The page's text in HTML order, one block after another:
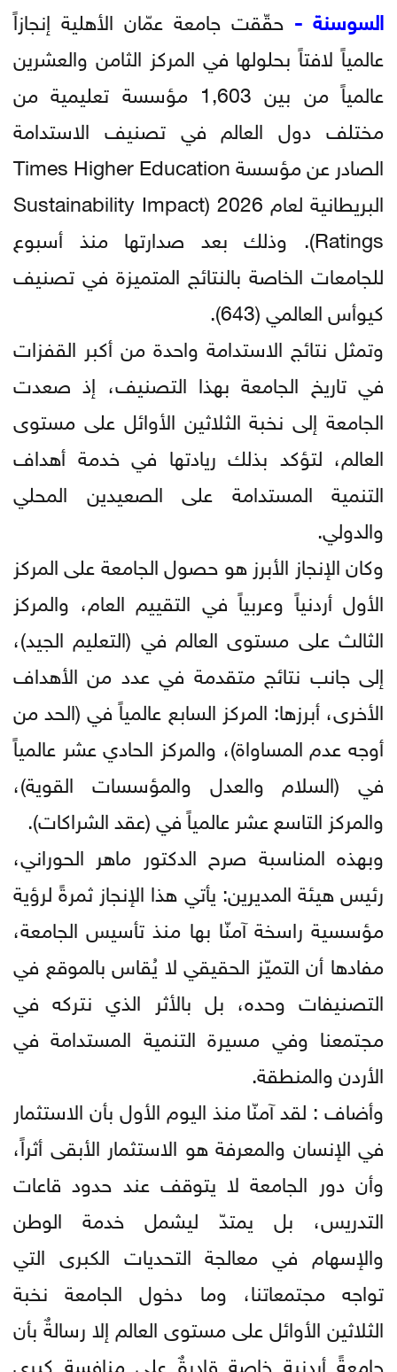
السوسنة - حقّقت جامعة عمّان الأهلية إنجازاً
عالمياً لافتاً بحلولها في المركز الثامن والعشرين
عالمياً من بين 1,603 مؤسسة تعليمية من
مختلف دول العالم في تصنيف الاستدامة
الصادر عن مؤسسة Times Higher Education
البريطانية لعام 2026 (Sustainability Impact
Ratings). وذلك بعد صدارتها منذ أسبوع
للجامعات الخاصة بالنتائج المتميزة في تصنيف
كيوأس العالمي (643).
وتمثل نتائج الاستدامة واحدة من أكبر القفزات
في تاريخ الجامعة بهذا التصنيف، إذ صعدت
الجامعة إلى نخبة الثلاثين الأوائل على مستوى
العالم، لتؤكد بذلك ريادتها في خدمة أهداف
التنمية المستدامة على الصعيدين المحلي
والدولي.
وكان الإنجاز الأبرز هو حصول الجامعة على المركز
الأول أردنياً وعربياً في التقييم العام، والمركز
الثالث على مستوى العالم في (التعليم الجيد)،
إلى جانب نتائج متقدمة في عدد من الأهداف
الأخرى، أبرزها: المركز السابع عالمياً في (الحد من
أوجه عدم المساواة)، والمركز الحادي عشر عالمياً
في (السلام والعدل والمؤسسات القوية)،
والمركز التاسع عشر عالمياً في (عقد الشراكات).
وبهذه المناسبة صرح الدكتور ماهر الحوراني،
رئيس هيئة المديرين: يأتي هذا الإنجاز ثمرةً لرؤية
مؤسسية راسخة آمنّا بها منذ تأسيس الجامعة،
مفادها أن التميّز الحقيقي لا يُقاس بالموقع في
التصنيفات وحده، بل بالأثر الذي نتركه في
مجتمعنا وفي مسيرة التنمية المستدامة في
الأردن والمنطقة.
وأضاف : لقد آمنّا منذ اليوم الأول بأن الاستثمار
في الإنسان والمعرفة هو الاستثمار الأبقى أثراً،
وأن دور الجامعة لا يتوقف عند حدود قاعات
التدريس، بل يمتدّ ليشمل خدمة الوطن
والإسهام في معالجة التحديات الكبرى التي
تواجه مجتمعاتنا، وما دخول الجامعة نخبة
الثلاثين الأوائل على مستوى العالم إلا رسالةٌ بأن
جامعةً أردنية خاصة قادرةٌ على منافسة كبرى